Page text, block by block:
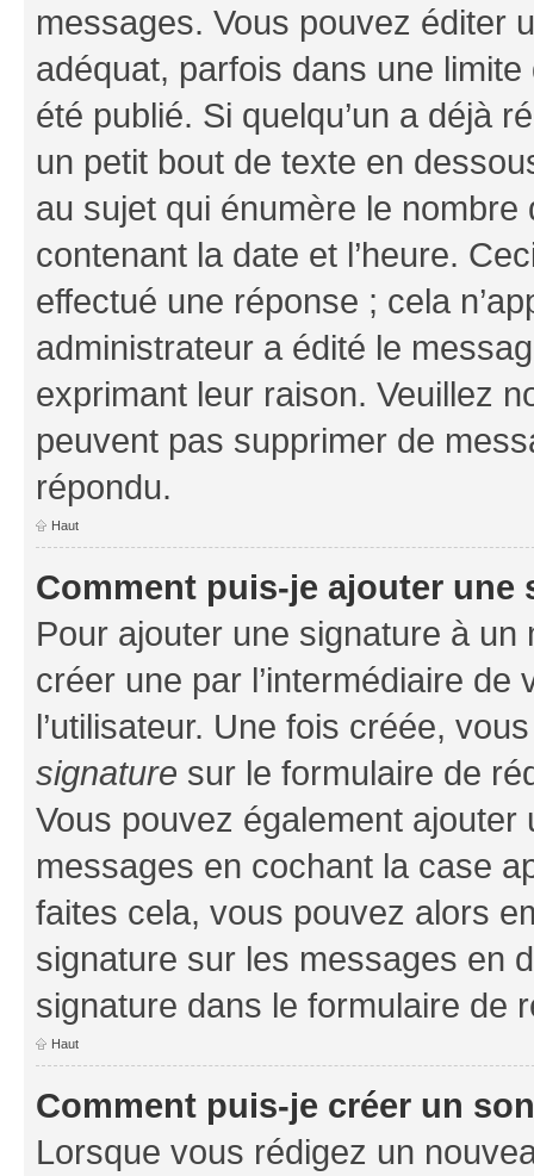
messages. Vous pouvez éditer
adéquat, parfois dans une
été publié. Si quelqu’un a déjà
un petit bout de texte en
au sujet qui énumère le nombre
contenant la date et l’heure.
effectué une réponse ; cela
administrateur a édité le
exprimant leur raison. Veuillez
peuvent pas supprimer de
répondu.
Haut
Comment puis-je ajouter une
Pour ajouter une signature à un
créer une par l’intermédiaire
l’utilisateur. Une fois créée,
signature sur le formulaire de
Vous pouvez également
messages en cochant la case
faites cela, vous pouvez alors
signature sur les messages en
signature dans le formulaire de
Haut
Comment puis-je créer un
Lorsque vous rédigez un